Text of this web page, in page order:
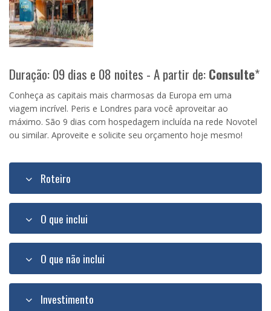
Duração: 09 dias e 08 noites - A partir de:Consulte*
Conheça as capitais mais charmosas da Europa em uma
viagem incrível. Peris e Londres para você aproveitar ao
máximo. São 9 dias com hospedagem incluída na rede Novotel
ou similar. Aproveite e solicite seu orçamento hoje mesmo!
Roteiro
O que inclui
O que não inclui
Investimento